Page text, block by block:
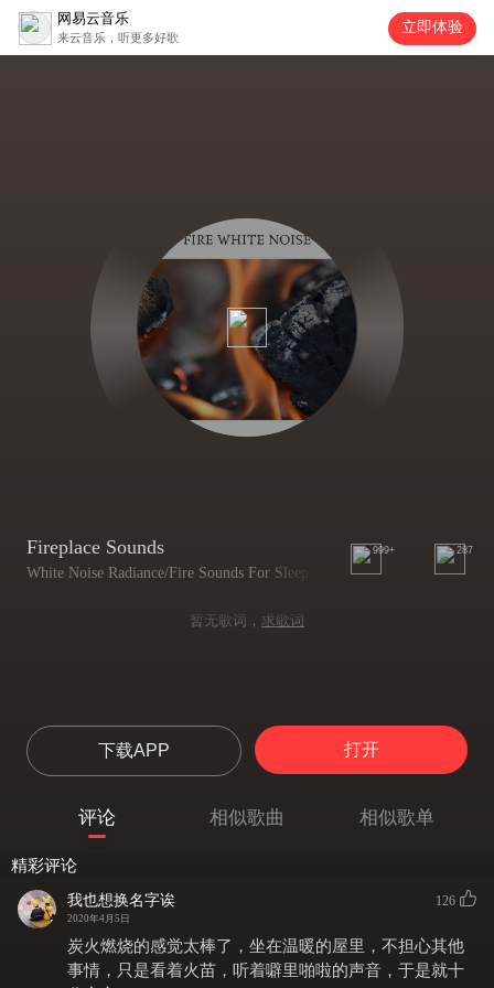
网易云音乐
来云音乐，听更多好歌
立即体验
Fireplace Sounds
White Noise Radiance/Fire Sounds For Sleep
999+ 287
暂无歌词， 求歌词
下载APP 打开
评论 相似歌曲 相似歌单
精彩评论
我也想换名字诶
2020年4月5日
126
炭火燃烧的感觉太棒了，坐在温暖的屋里，不担心其他
事情，只是看着火苗，听着噼里啪啦的声音，于是就十